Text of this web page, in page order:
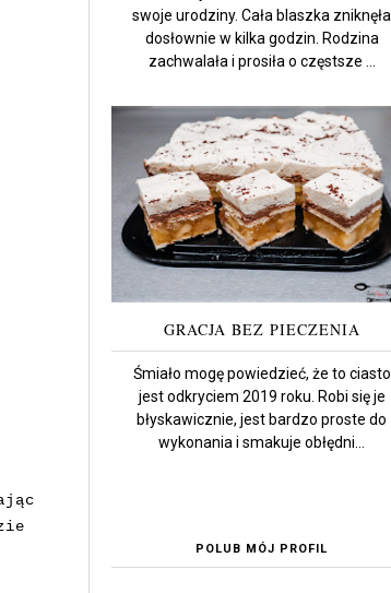
swoje urodziny. Cała blaszka zniknęła
dosłownie w kilka godzin. Rodzina
zachwalała i prosiła o częstsze ...
GRACJA BEZ PIECZENIA
Śmiało mogę powiedzieć, że to ciasto
jest odkryciem 2019 roku. Robi się je
błyskawicznie, jest bardzo proste do
wykonania i smakuje obłędni...
POLUB MÓJ PROFIL